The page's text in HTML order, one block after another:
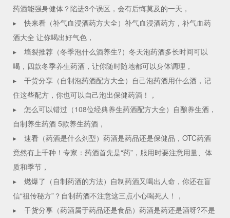
药酒能强身健体？陷进3个误区，会有后悔莫及的一天，
▸
快来看（补气血浸酒药方大全）补气血浸酒药方，补气血药
酒大全 让你喝出好气色，
▸
墙裂推荐（冬季泡什么酒养生?）冬天泡药酒多长时间可以
喝，四款冬季养生药酒，让你随时随地都可以身体调理，
▸
干货分享（自制泡药酒配方大全）自己泡药酒用什么酒，记
住这些配方，你也可以自己泡出保健药酒！，
▸
怎么可以错过（108位经典养生药酒配方大全）自酿养生酒，
自制养生药酒 5款养生药酒，
▸
速看（药酒是什么剂型）药酒是药品还是保健品，OTC药酒
竟然有上千种！专家：药酒首先是“药”，服用时要注意用量、体
质和季节，
▸
燃爆了（自制药酒的方法）自制药酒又喝出人命，你还在盲
信“祖传秘方”？自制药酒不注意这三点小心喝死人！，
▸
干货分享（药酒属于药品还是食品）药酒是药还是酒呀?不是